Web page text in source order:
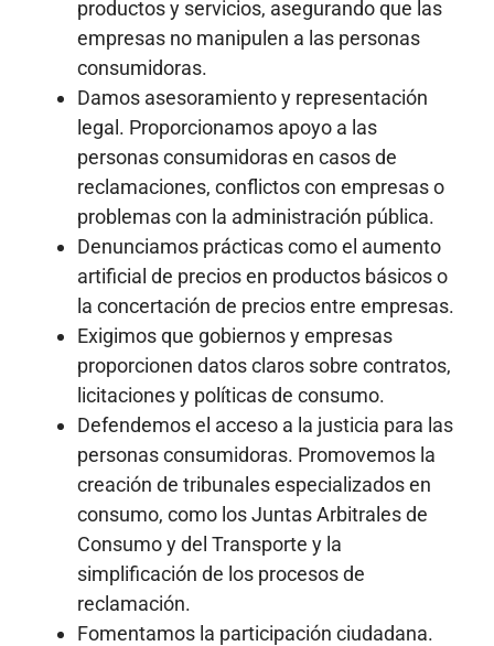
productos y servicios, asegurando que las
empresas no manipulen a las personas
consumidoras.
Damos asesoramiento y representación
legal. Proporcionamos apoyo a las
personas consumidoras en casos de
reclamaciones, conflictos con empresas o
problemas con la administración pública.
Denunciamos prácticas como el aumento
artificial de precios en productos básicos o
la concertación de precios entre empresas.
Exigimos que gobiernos y empresas
proporcionen datos claros sobre contratos,
licitaciones y políticas de consumo.
Defendemos el acceso a la justicia para las
personas consumidoras. Promovemos la
creación de tribunales especializados en
consumo, como los Juntas Arbitrales de
Consumo y del Transporte y la
simplificación de los procesos de
reclamación.
Fomentamos la participación ciudadana.